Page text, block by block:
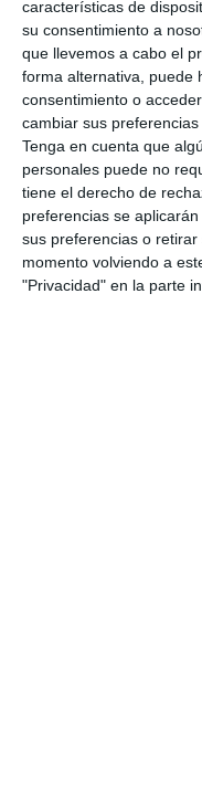
características de
su consentimiento a
que llevemos a cabo el
forma alternativa, puede
consentimiento o
cambiar sus
Tenga en cuenta que
personales puede no
tiene el derecho de
preferencias se
sus preferencias o
momento volviendo a
"Privacidad" en la parte
especial, para un
recibe a miles de
Comparte esta
https://
PP GOBIERNO